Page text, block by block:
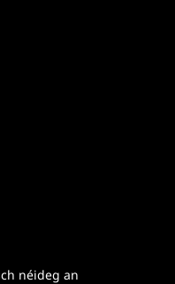
néideg an